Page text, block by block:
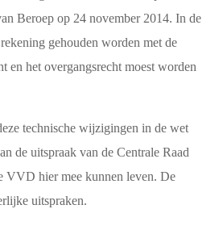
Beroep op 24 november 2014. In de
gehouden worden met de
en het overgangsrecht moest worden
technische wijzigingen in de wet
de uitspraak van de Centrale Raad
VVD hier mee kunnen leven. De
uitspraken.